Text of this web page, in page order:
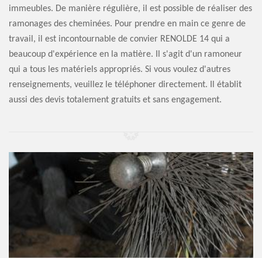
immeubles. De manière régulière, il est possible de réaliser des
ramonages des cheminées. Pour prendre en main ce genre de
travail, il est incontournable de convier RENOLDE 14 qui a
beaucoup d'expérience en la matière. Il s'agit d'un ramoneur
qui a tous les matériels appropriés. Si vous voulez d'autres
renseignements, veuillez le téléphoner directement. Il établit
aussi des devis totalement gratuits et sans engagement.